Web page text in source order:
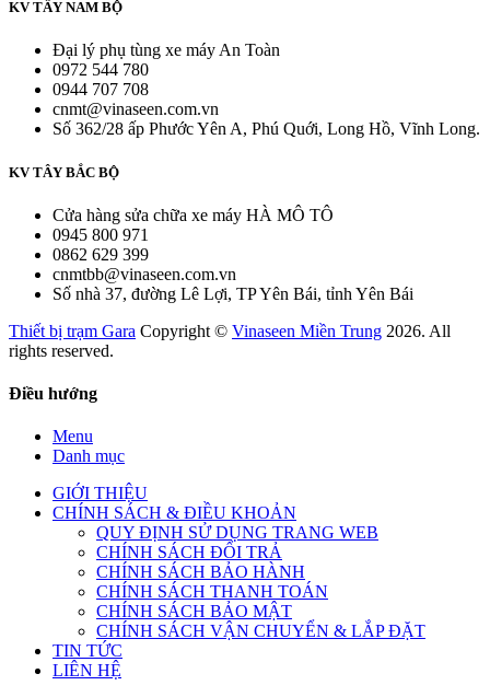
KV TÂY NAM BỘ
Đại lý phụ tùng xe máy An Toàn
0972 544 780
0944 707 708
cnmt@vinaseen.com.vn
Số 362/28 ấp Phước Yên A, Phú Quới, Long Hồ, Vĩnh Long.
KV TÂY BẮC BỘ
Cửa hàng sửa chữa xe máy HÀ MÔ TÔ
0945 800 971
0862 629 399
cnmtbb@vinaseen.com.vn
Số nhà 37, đường Lê Lợi, TP Yên Bái, tỉnh Yên Bái
Thiết bị trạm Gara Copyright © Vinaseen Miền Trung 2026. All
rights reserved.
Điều hướng
Menu
Danh mục
GIỚI THIỆU
CHÍNH SÁCH & ĐIỀU KHOẢN
QUY ĐỊNH SỬ DỤNG TRANG WEB
CHÍNH SÁCH ĐỔI TRẢ
CHÍNH SÁCH BẢO HÀNH
CHÍNH SÁCH THANH TOÁN
CHÍNH SÁCH BẢO MẬT
CHÍNH SÁCH VẬN CHUYỂN & LẮP ĐẶT
TIN TỨC
LIÊN HỆ